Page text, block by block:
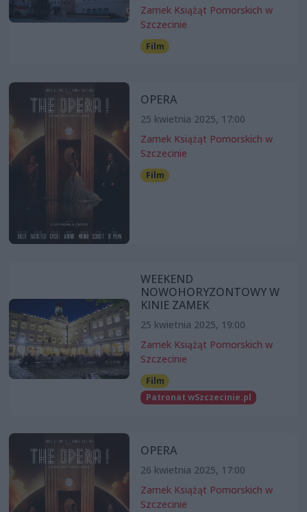
Zamek Książąt Pomorskich w
Szczecinie
Film
OPERA
25 kwietnia 2025, 17:00
Zamek Książąt Pomorskich w
Szczecinie
Film
WEEKEND
NOWOHORYZONTOWY W
KINIE ZAMEK
25 kwietnia 2025, 19:00
Zamek Książąt Pomorskich w
Szczecinie
Film
Patronat wSzczecinie.pl
OPERA
26 kwietnia 2025, 17:00
Zamek Książąt Pomorskich w
Szczecinie